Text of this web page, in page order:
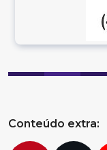
Conteúdo extra: